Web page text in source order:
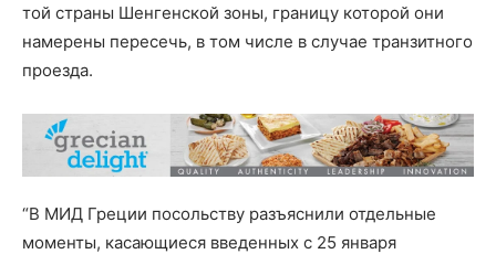
той страны Шенгенской зоны, границу которой они
намерены пересечь, в том числе в случае транзитного
проезда.
“В МИД Греции посольству разъяснили отдельные
моменты, касающиеся введенных с 25 января